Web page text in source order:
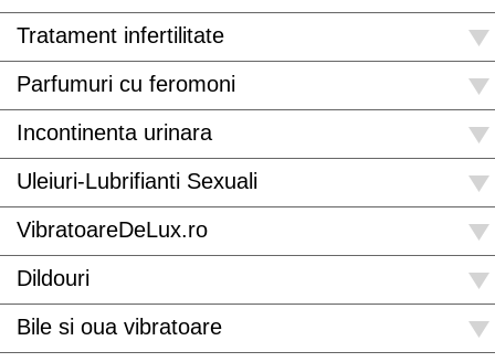
Tratament infertilitate
Parfumuri cu feromoni
Incontinenta urinara
Uleiuri-Lubrifianti Sexuali
VibratoareDeLux.ro
Dildouri
Bile si oua vibratoare